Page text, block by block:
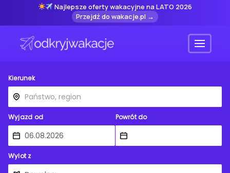
Najlepsze oferty wakacyjne na LATO 2026
Przejdź do wakacje.pl →
Menu
Kierunek
Wyjazd od Powrót do
Wylot z